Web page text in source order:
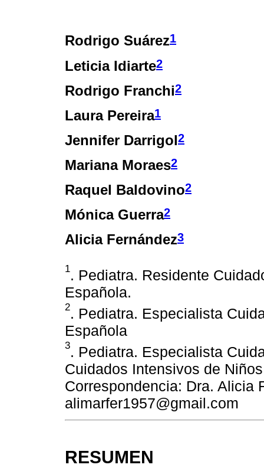
Rodrigo Suárez1
Leticia Idiarte2
Rodrigo Franchi2
Laura Pereira1
Jennifer Darrigol2
Mariana Moraes2
Raquel Baldovino2
Mónica Guerra2
Alicia Fernández3
1. Pediatra. Residente
Española.
2. Pediatra. Especialista
Española
3. Pediatra. Especialista
Cuidados Intensivos de
Correspondencia: Dra. Alicia
alimarfer1957@gmail.com
RESUMEN